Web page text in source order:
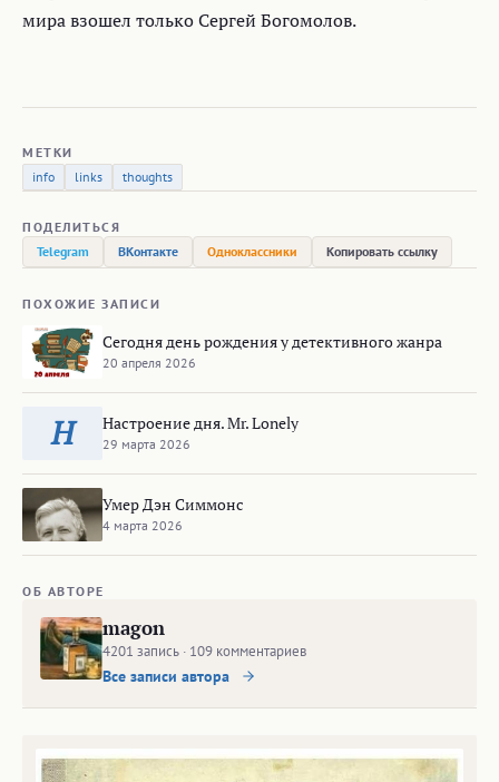
мира взошел только Сергей Богомолов.
МЕТКИ
info
links thoughts
ПОДЕЛИТЬСЯ
Telegram
ВКонтакте Одноклассники Копировать ссылку
ПОХОЖИЕ ЗАПИСИ
Сегодня день рождения у детективного жанра
20 апреля 2026
Н Настроение дня. Mr. Lonely
29 марта 2026
Умер Дэн Симмонс
4 марта 2026
ОБ АВТОРЕ
magon
4201 запись · 109 комментариев
Все записи автора